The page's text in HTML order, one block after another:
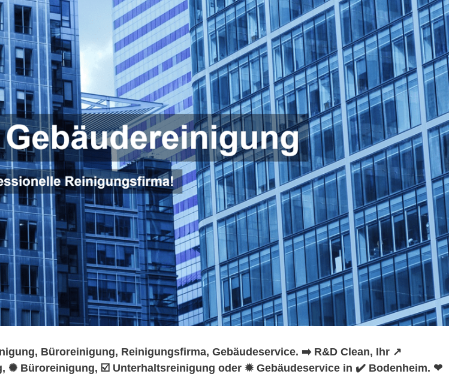
Büroreinigung, Reinigungsfirma, Gebäudeservice. ➡️ R&D Clean, Ihr ↗️
✺ Büroreinigung, ☑️ Unterhaltsreinigung oder ✹ Gebäudeservice in ✔️ Bodenheim. ❤